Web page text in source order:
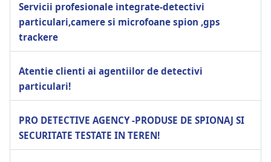
Servicii profesionale integrate-detectivi
particulari,camere si microfoane spion ,gps
trackere
Atentie clienti ai agentiilor de detectivi
particulari!
PRO DETECTIVE AGENCY -PRODUSE DE SPIONAJ SI
SECURITATE TESTATE IN TEREN!